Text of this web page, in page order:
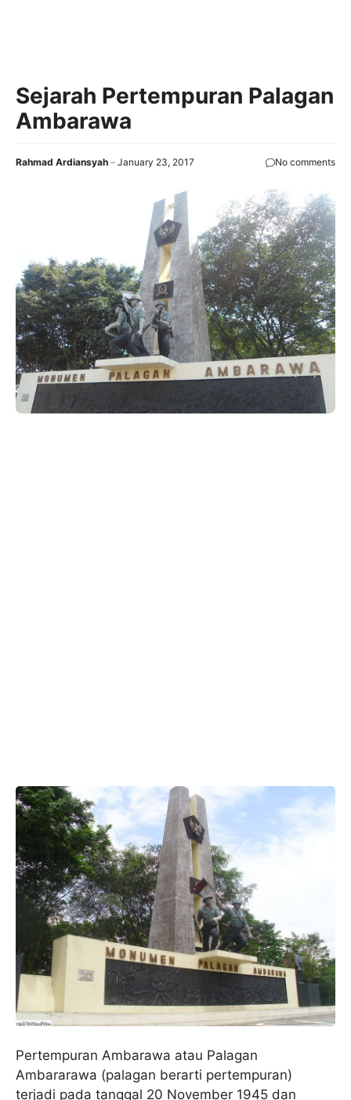
Sejarah Pertempuran Palagan
Ambarawa
Rahmad Ardiansyah January 23, 2017 No comments
Pertempuran Ambarawa atau Palagan
Ambararawa (palagan berarti pertempuran)
terjadi pada tanggal 20 November 1945 dan